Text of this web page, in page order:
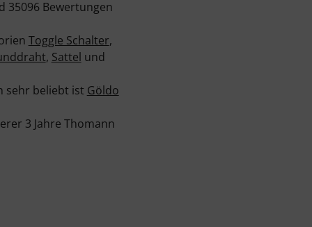
35096 Bewertungen
Toggle Schalter,
, Sattel und
sehr beliebt ist Göldo
3 Jahre Thomann